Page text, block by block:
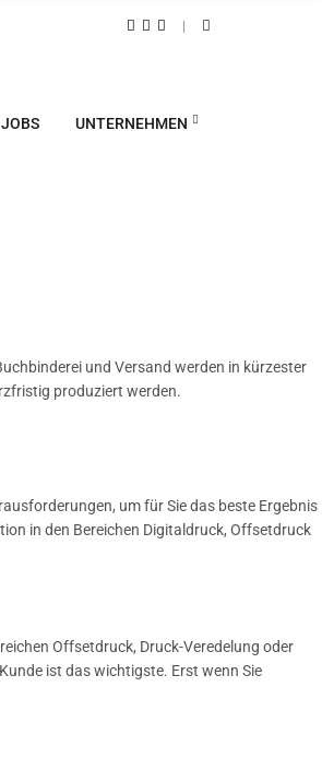
JOBS UNTERNEHMEN
und Versand werden in kürzester
produziert werden.
um für Sie das beste Ergebnis
in den Bereichen Digitaldruck, Offsetdruck
Offsetdruck, Druck-Veredelung oder
ist das wichtigste. Erst wenn Sie